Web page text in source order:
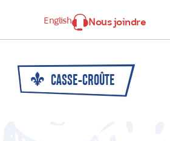
English Nous joindre
CASSE-CROÛTE